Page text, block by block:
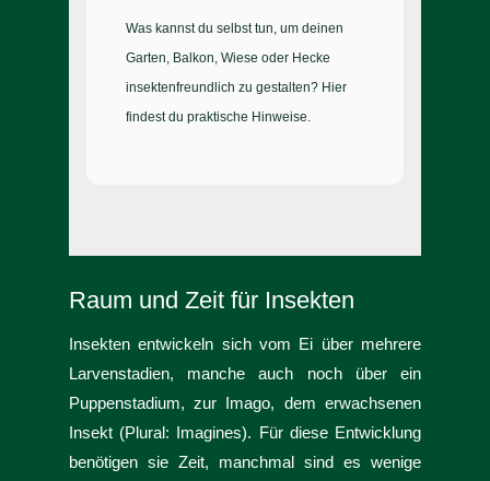
Was kannst du selbst tun, um deinen
Garten, Balkon, Wiese oder Hecke
insektenfreundlich zu gestalten? Hier
findest du praktische Hinweise.
Raum und Zeit für Insekten
Insekten entwickeln sich vom Ei über mehrere
Larvenstadien, manche auch noch über ein
Puppenstadium, zur Imago, dem erwachsenen
Insekt (Plural: Imagines). Für diese Entwicklung
benötigen sie Zeit, manchmal sind es wenige